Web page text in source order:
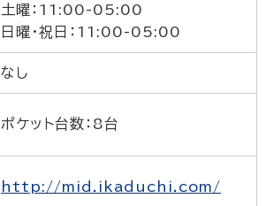
土曜：11:00-05:00
日曜・祝日：11:00-05:00
なし
ポケット台数：8台
http://mid.ikaduchi.com/